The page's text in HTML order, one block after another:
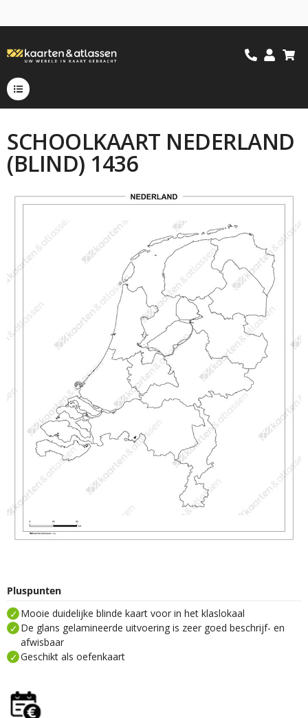
SCHOOLKAART NEDERLAND
(BLIND) 1436
Pluspunten
Mooie duidelijke blinde kaart voor in het klaslokaal
De glans gelamineerde uitvoering is zeer goed beschrijf- en
afwisbaar
Geschikt als oefenkaart